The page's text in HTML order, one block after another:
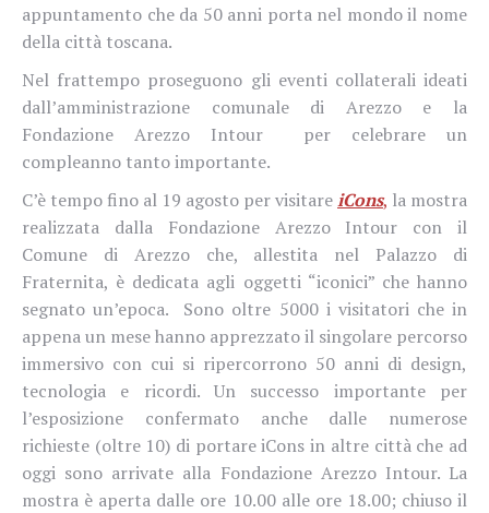
appuntamento che da 50 anni porta nel mondo il nome
della città toscana.
Nel frattempo proseguono gli eventi collaterali ideati
dall’amministrazione comunale di Arezzo e la
Fondazione Arezzo Intour
per celebrare un
compleanno tanto importante.
C’è tempo fino al 19 agosto per visitareiCons, la mostra
realizzata dalla Fondazione Arezzo Intour con il
Comune di Arezzo che, allestita nel Palazzo di
Fraternita, è dedicata agli oggetti “iconici” che hanno
segnato un’epoca. Sono oltre 5000 i visitatori che in
appena un mese hanno apprezzato il singolare percorso
immersivo con cui si ripercorrono 50 anni di design,
tecnologia e ricordi. Un successo importante per
l’esposizione confermato anche dalle numerose
richieste (oltre 10) di portare iCons in altre città che ad
oggi sono arrivate alla Fondazione Arezzo Intour. La
mostra è aperta dalle ore 10.00 alle ore 18.00; chiuso il